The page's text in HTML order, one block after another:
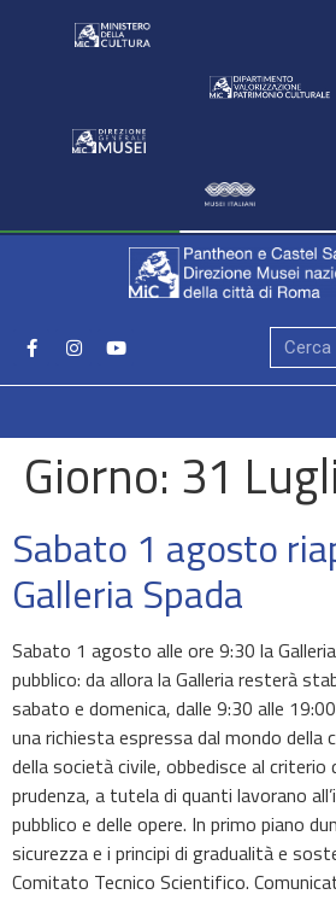
Giorno: 31
Sabato 1 agosto
Galleria Spada
Sabato 1 agosto alle ore 9:30 la
pubblico: da allora la Galleria resterà
sabato e domenica, dalle 9:30 alle
una richiesta espressa dal mondo della
della società civile, obbedisce al criterio
prudenza, a tutela di quanti lavorano
pubblico e delle opere. In primo piano
sicurezza e i principi di gradualità e
Comitato Tecnico Scientifico.